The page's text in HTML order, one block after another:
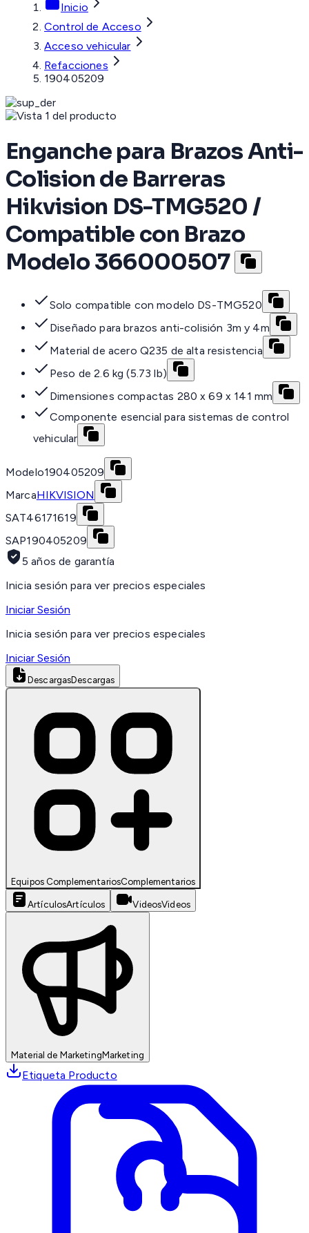
Inicio
Control de Acceso
Acceso vehicular
Refacciones
190405209
Enganche para Brazos Anti-
Colision de Barreras
Hikvision DS-TMG520 /
Compatible con Brazo
Modelo 366000507
Solo compatible con modelo DS-TMG520
Diseñado para brazos anti-colisión 3m y 4m
Material de acero Q235 de alta resistencia
Peso de 2.6 kg (5.73 lb)
Dimensiones compactas 280 x 69 x 141 mm
Componente esencial para sistemas de control
vehicular
Modelo190405209
MarcaHIKVISION
SAT46171619
SAP190405209
5 años de garantía
Inicia sesión para ver precios especiales
Iniciar Sesión
Inicia sesión para ver precios especiales
Iniciar Sesión
DescargasDescargas
Equipos ComplementariosComplementarios
ArtículosArtículos VideosVideos
Material de MarketingMarketing
Etiqueta Producto